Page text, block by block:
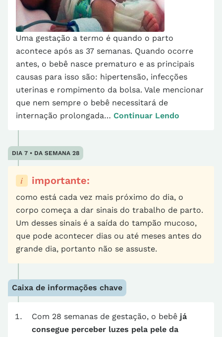
Uma gestação a termo é quando o parto
acontece após as 37 semanas. Quando ocorre
antes, o bebê nasce prematuro e as principais
causas para isso são: hipertensão, infecções
uterinas e rompimento da bolsa. Vale mencionar
que nem sempre o bebê necessitará de
internação prolongada… Continuar Lendo
DIA 7 • DA SEMANA 28
importante:
como está cada vez mais próximo do dia, o
corpo começa a dar sinais do trabalho de parto.
Um desses sinais é a saída do tampão mucoso,
que pode acontecer dias ou até meses antes do
grande dia, portanto não se assuste.
Caixa de informações chave
Com 28 semanas de gestação, o bebê já
consegue perceber luzes pela pele da